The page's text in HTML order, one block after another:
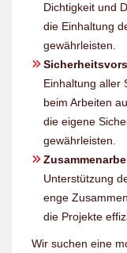
Dichtigkeit und
die Einhaltung
gewährleisten.
Einhaltung aller
beim Arbeiten
die eigene
gewährleisten.
Unterstützung
enge
die Projekte
Wir suchen eine